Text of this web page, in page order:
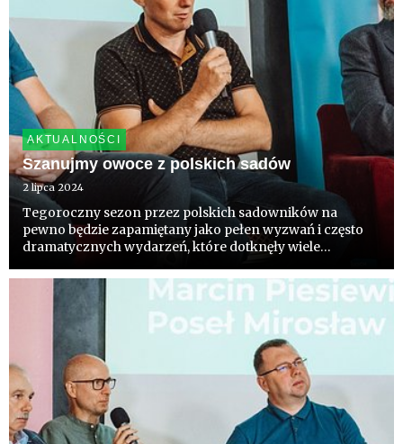
AKTUALNOŚCI
Szanujmy owoce z polskich sadów
2 lipca 2024
Tegoroczny sezon przez polskich sadowników na
pewno będzie zapamiętany jako pełen wyzwań i często
dramatycznych wydarzeń, które dotknęły wiele
Podsumowania aktualnej sytuacji w krajowych sadach
podjęło się grono sadowników, ...